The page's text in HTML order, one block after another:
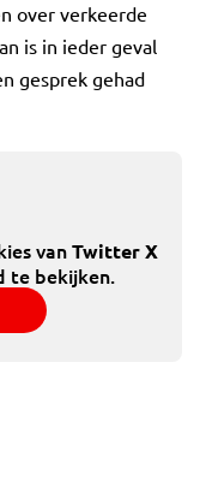
over verkeerde
is in ieder geval
gesprek gehad
vanTwitter X
te bekijken.